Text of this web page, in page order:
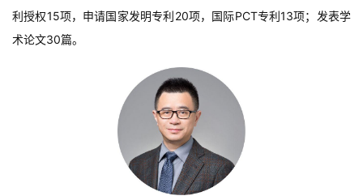
利授权15项，申请国家发明专利20项，国际PCT专利13项；发表学
术论文30篇。